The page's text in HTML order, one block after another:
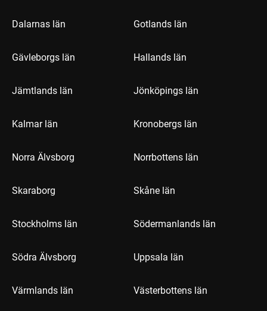
Dalarnas län Gotlands län
Gävleborgs län Hallands län
Jämtlands län Jönköpings län
Kalmar län Kronobergs län
Norra Älvsborg Norrbottens län
Skaraborg Skåne län
Stockholms län Södermanlands län
Södra Älvsborg Uppsala län
Värmlands län Västerbottens län